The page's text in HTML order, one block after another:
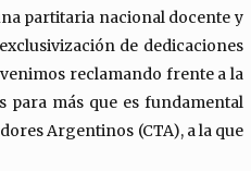
partitaria nacional docente y
de dedicaciones
reclamando frente a la
para más que es fundamental
Argentinos (CTA), a la que